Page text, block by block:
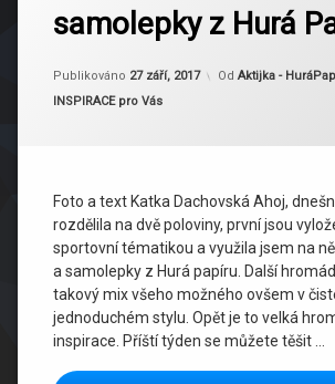
samolepky z Hurá
Publikováno 27 září, 2017
Aktualizováno 27
Od Aktijka -
Kategorie:
INSPIRACE pro Vás
Foto a text Katka Dachovská Ahoj,
rozdělila na dvě poloviny, první jsou
sportovní tématikou a využila jsem na
a samolepky z Hurá papíru. Další
takový mix všeho možného ovšem v
jednoduchém stylu. Opět je to velká
inspirace. Příští týden se můžete těšit …